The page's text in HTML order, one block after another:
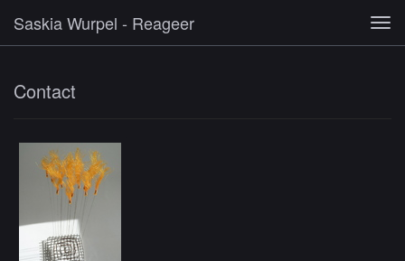
Saskia Wurpel - Reageer
Contact